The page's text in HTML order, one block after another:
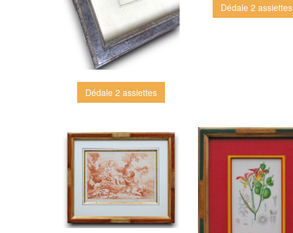
Dédale 2 assiettes
Dédale 2 assiettes